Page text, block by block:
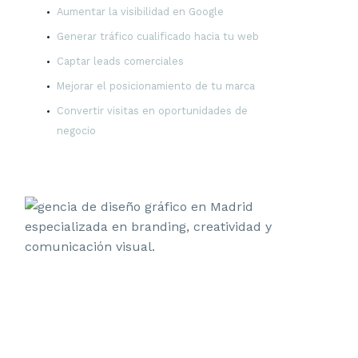
Aumentar la visibilidad en Google
Generar tráfico cualificado hacia tu web
Captar leads comerciales
Mejorar el posicionamiento de tu marca
Convertir visitas en oportunidades de
negocio